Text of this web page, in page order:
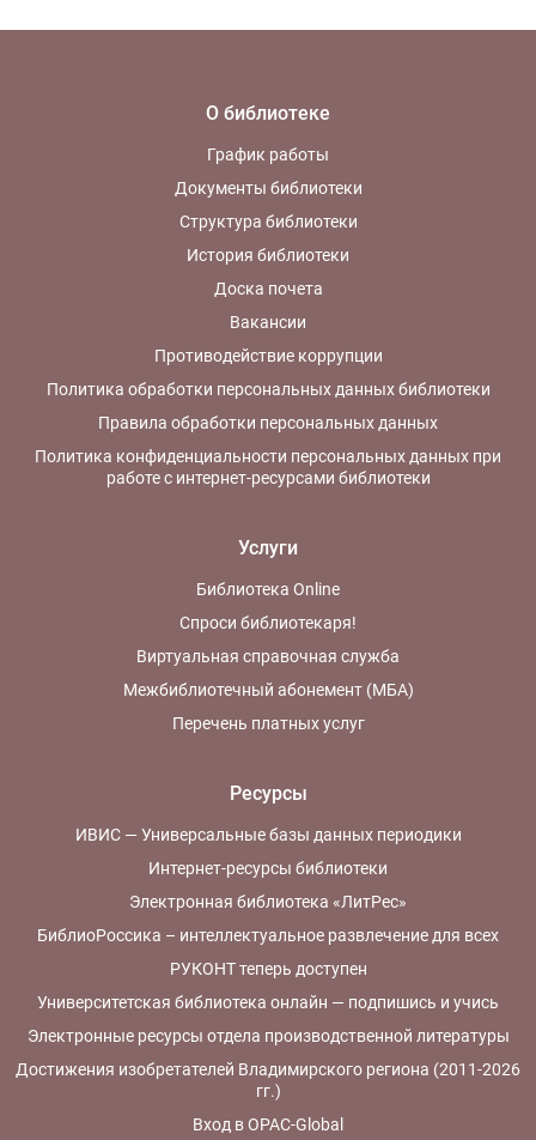
О библиотеке
График работы
Документы библиотеки
Структура библиотеки
История библиотеки
Доска почета
Вакансии
Противодействие коррупции
Политика обработки персональных данных библиотеки
Правила обработки персональных данных
Политика конфиденциальности персональных данных при
работе с интернет-ресурсами библиотеки
Услуги
Библиотека Online
Спроси библиотекаря!
Виртуальная справочная служба
Межбиблиотечный абонемент (МБА)
Перечень платных услуг
Ресурсы
ИВИС — Универсальные базы данных периодики
Интернет-ресурсы библиотеки
Электронная библиотека «ЛитРес»
БиблиоРоссика – интеллектуальное развлечение для всех
РУКОНТ теперь доступен
Университетская библиотека онлайн — подпишись и учись
Электронные ресурсы отдела производственной литературы
Достижения изобретателей Владимирского региона (2011-2026
гг.)
Вход в OPAC-Global